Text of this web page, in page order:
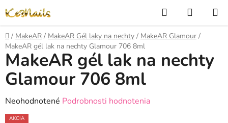
na
obsah
Hľadať
KOŠÍK
Domov
/ MakeAR / MakeAR Gél laky na nechty / MakeAR Glamour /
MakeAR gél lak na nechty Glamour 706 8ml
MakeAR gél lak na nechty
Glamour 706 8ml
Priemerné
hodnotenie
Neohodnotené Podrobnosti hodnotenia
AKCIA